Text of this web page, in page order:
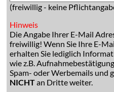
(freiwillig - keine
Hinweis
Die Angabe Ihrer E-Mail
freiwillig! Wenn Sie Ihre E-
erhalten Sie lediglich
wie z.B.
Spam- oder Werbemails und
NICHTan Dritte weiter.